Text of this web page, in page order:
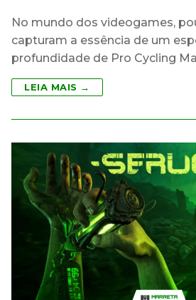
No mundo dos videogames,
capturam a essência de um
profundidade de Pro Cycling
LEIA MAIS →